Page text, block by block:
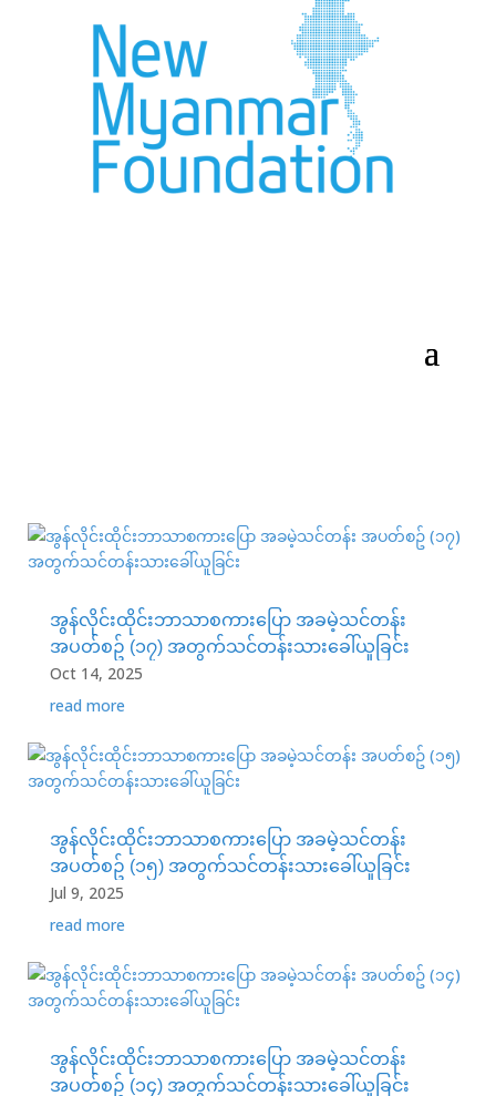
အွန်လိုင်းထိုင်းဘာသာစကားပြော အခမဲ့သင်တန်း
အပတ်စဥ် (၁၇) အတွက်သင်တန်းသားခေါ်ယူခြင်း
Oct 14, 2025
read more
အွန်လိုင်းထိုင်းဘာသာစကားပြော အခမဲ့သင်တန်း
အပတ်စဥ် (၁၅) အတွက်သင်တန်းသားခေါ်ယူခြင်း
Jul 9, 2025
read more
အွန်လိုင်းထိုင်းဘာသာစကားပြော အခမဲ့သင်တန်း
အပတ်စဥ် (၁၄) အတွက်သင်တန်းသားခေါ်ယူခြင်း